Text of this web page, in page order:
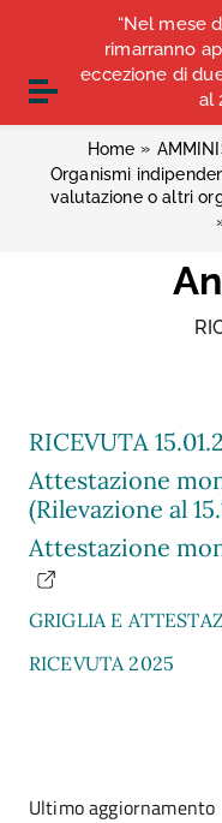
Vai ai contenuti
Vai al menu di
Vai al footer
Attiva / disattiva la
Home »
Organismi
valutazione o altri
RICEVUTA
Attestazione
(Rilevazione al
Attestazione
GRIGLIA E
RICEVUTA 2025
Ultimo aggiornamento
“Nel mese
rimarranno
eccezione di
al